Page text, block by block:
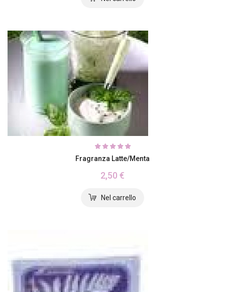
Fragranza Latte/Menta
2,50 €